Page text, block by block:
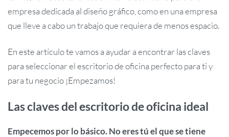
empresa dedicada al diseño gráfico, como en una empresa
que lleve a cabo un trabajo que requiera de menos espacio.
En este artículo te vamos a ayudar a encontrar las claves
para seleccionar el escritorio de oficina perfecto para ti y
para tu negocio ¡Empezamos!
Las claves del escritorio de oficina ideal
Empecemos por lo básico. No eres tú el que se tiene